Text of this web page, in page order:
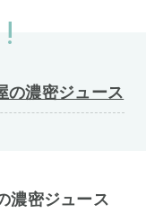
の濃密ジュース
濃密ジュース